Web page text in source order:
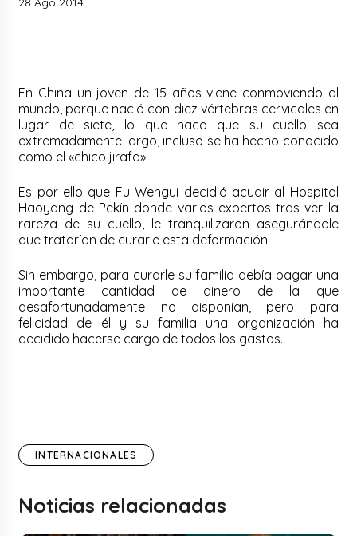
En China un joven de 15 años viene conmoviendo al
mundo, porque nació con diez vértebras cervicales en
lugar de siete, lo que hace que su cuello sea
extremadamente largo, incluso se ha hecho conocido
como el «chico jirafa».
Es por ello que Fu Wengui decidió acudir al Hospital
Haoyang de Pekín donde varios expertos tras ver la
rareza de su cuello, le tranquilizaron asegurándole
que tratarían de curarle esta deformación.
Sin embargo, para curarle su familia debía pagar una
importante cantidad de dinero de la que
desafortunadamente no disponían, pero para
felicidad de él y su familia una organización ha
decidido hacerse cargo de todos los gastos.
INTERNACIONALES
Noticias relacionadas